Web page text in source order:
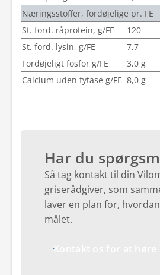
Næringsstoffer, fordøjelige pr. FE
St. ford. råprotein, g/FE
120
St. ford. lysin, g/FE
7,7
Fordøjeligt fosfor g/FE
3,0 g
Calcium uden fytase g/FE 8,0 g
Har du
Så tag kontakt til din
griserådgiver, som
laver en plan for,
målet.
Kontakt os for at høre